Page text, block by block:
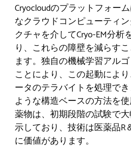
Cryocloudのプラットフォー
なクラウドコンピューティ
クチャを介してCryo-EM分析
り、これらの障壁を減らす
ます。独自の機械学習アル
ことにより、この起動によ
ータのテラバイトを処理でき
ような構造ベースの方法を
薬物は、初期段階の試験で
示しており、技術は医薬品R
に価値があります。